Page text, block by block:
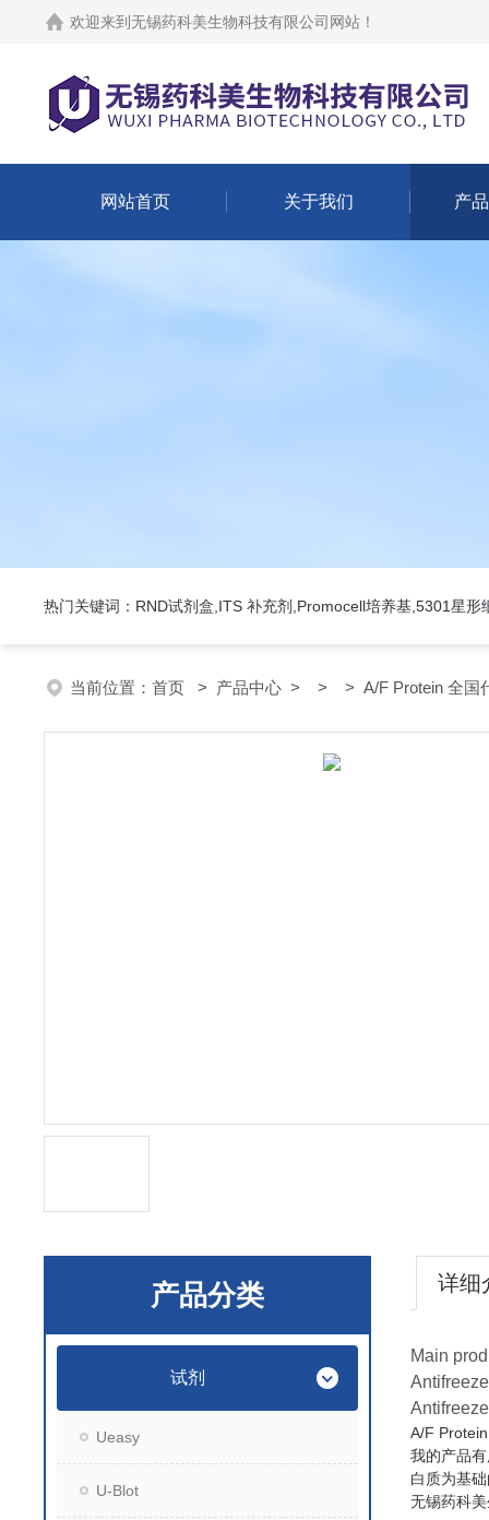
欢迎来到 无锡药科美生物科技有限公司网站 ！
网站首页 关于我们 产
热门关键词：RND试剂盒,ITS 补充剂,Promocell培养基,5301星形
当前位置： 首页 > 产品中心 > > > A/F Protein 全国
产品分类
试剂
Ueasy
U-Blot
详细
Main
A/F
我的产品
白质为基
无锡药科